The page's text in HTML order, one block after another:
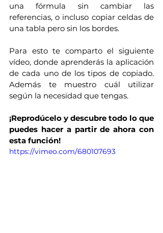
una fórmula sin cambiar las
referencias, o incluso copiar celdas de
una tabla pero sin los bordes.
Para esto te comparto el siguiente
vídeo, donde aprenderás la aplicación
de cada uno de los tipos de copiado.
Además te muestro cuál utilizar
según la necesidad que tengas.
¡Reprodúcelo y descubre todo lo que
puedes hacer a partir de ahora con
esta función!
https://vimeo.com/680107693